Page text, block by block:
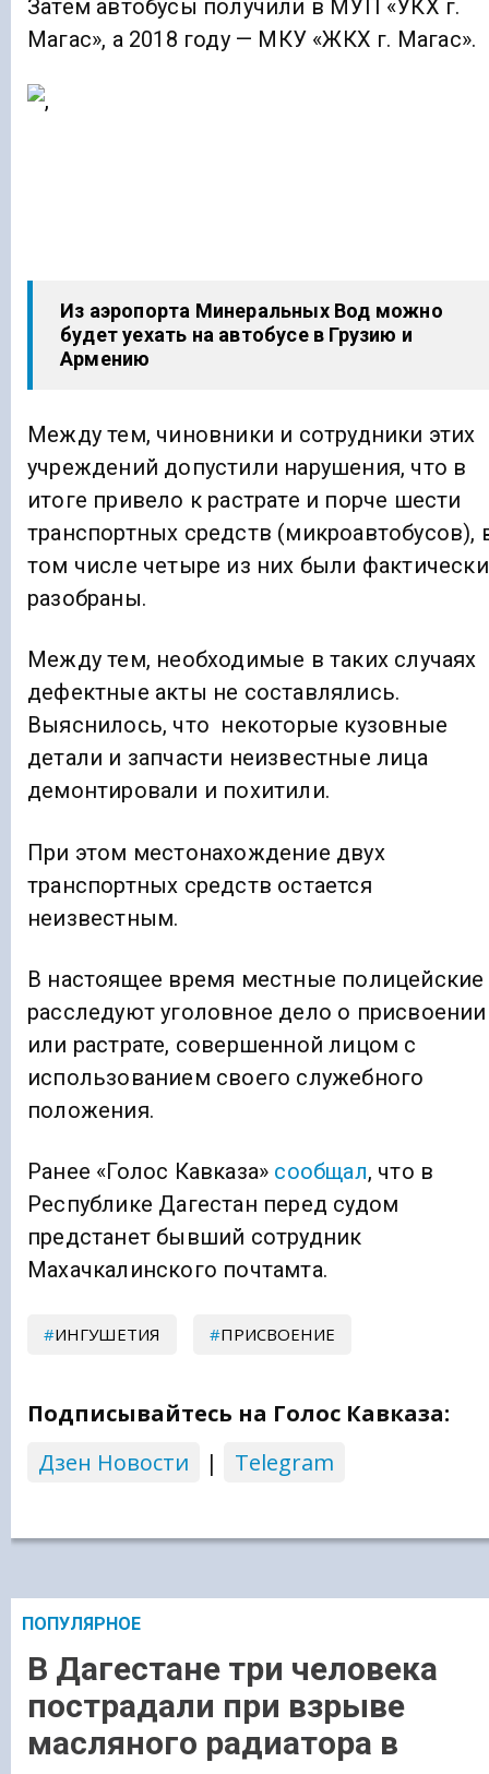
Затем автобусы получили в МУП «УКХ г.
Магас», а 2018 году — МКУ «ЖКХ г. Магас».
Из аэропорта Минеральных Вод можно
будет уехать на автобусе в Грузию и
Армению
Между тем, чиновники и сотрудники этих
учреждений допустили нарушения, что в
итоге привело к растрате и порче шести
транспортных средств (микроавтобусов),
том числе четыре из них были фактически
разобраны.
Между тем, необходимые в таких случаях
дефектные акты не составлялись.
Выяснилось, что некоторые кузовные
детали и запчасти неизвестные лица
демонтировали и похитили.
При этом местонахождение двух
транспортных средств остается
неизвестным.
В настоящее время местные полицейские
расследуют уголовное дело о присвоении
или растрате, совершенной лицом с
использованием своего служебного
положения.
Ранее «Голос Кавказа» сообщал, что в
Республике Дагестан перед судом
предстанет бывший сотрудник
Махачкалинского почтамта.
ИНГУШЕТИЯ ПРИСВОЕНИЕ
Подписывайтесь на Голос Кавказа:
Дзен Новости
| Telegram
ПОПУЛЯРНОЕ
В Дагестане три человека
пострадали при взрыве
масляного радиатора в